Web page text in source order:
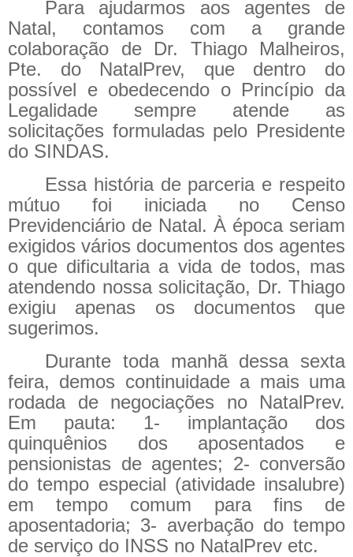
Para ajudarmos aos agentes de
Natal, contamos com a grande
colaboração de Dr. Thiago Malheiros,
Pte. do NatalPrev, que dentro do
possível e obedecendo o Princípio da
Legalidade sempre atende as
solicitações formuladas pelo Presidente
do SINDAS.
Essa história de parceria e respeito
mútuo foi iniciada no Censo
Previdenciário de Natal. À época seriam
exigidos vários documentos dos agentes
o que dificultaria a vida de todos, mas
atendendo nossa solicitação, Dr. Thiago
exigiu apenas os documentos que
sugerimos.
Durante toda manhã dessa sexta
feira, demos continuidade a mais uma
rodada de negociações no NatalPrev.
Em pauta: 1- implantação dos
quinquênios dos aposentados e
pensionistas de agentes; 2- conversão
do tempo especial (atividade insalubre)
em tempo comum para fins de
aposentadoria; 3- averbação do tempo
de serviço do INSS no NatalPrev etc.